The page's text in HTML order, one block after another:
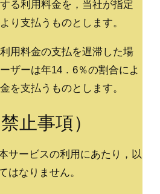
る利用料金を，当社が指定
り支払うものとします。
用料金の支払を遅滞した場
ザーは年14．6％の割合によ
を支払うものとします。
止事項）
サービスの利用にあたり，以
はなりません。